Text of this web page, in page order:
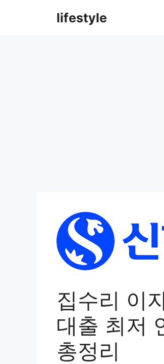
lifestyle
집수리 이
대출 최저
총정리